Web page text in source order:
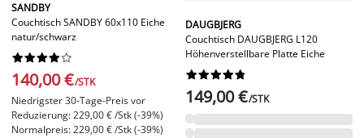
SANDBY
Couchtisch SANDBY 60x110 Eiche
natur/schwarz






140,00 €/STK
Niedrigster 30-Tage-Preis vor
Reduzierung: 229,00 € /Stk (-39%)
Normalpreis: 229,00 € /Stk (-39%)
DAUGBJERG
Couchtisch DAUGBJERG L120
Höhenverstellbare Platte Eiche






149,00 €/STK